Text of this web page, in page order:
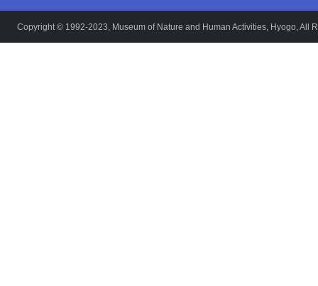
Copyright © 1992-2023, Museum of Nature and Human Activities, Hyogo, All